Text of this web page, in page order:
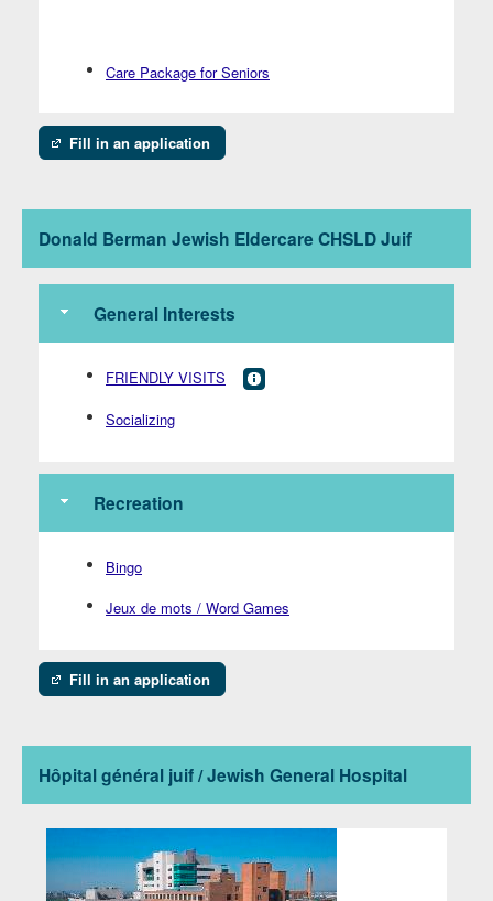
Care Package for Seniors
Fill in an application
Donald Berman Jewish Eldercare CHSLD Juif
General Interests
FRIENDLY VISITS
Socializing
Recreation
Bingo
Jeux de mots / Word Games
Fill in an application
Hôpital général juif / Jewish General Hospital